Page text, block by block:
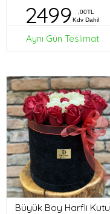
2499
,00TL
Kdv Dahil
Aynı Gün Teslimat
Büyük Boy Harfli Kutu